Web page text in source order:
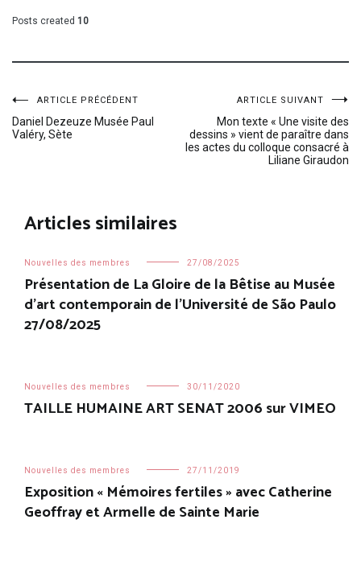
Posts created 10
Navigation
de
ARTICLE PRÉCÉDENT
Daniel Dezeuze Musée Paul
Valéry, Sète
ARTICLE SUIVANT
Mon texte « Une visite des
dessins » vient de paraître dans
les actes du colloque consacré à
Liliane Giraudon
Articles similaires
Nouvelles des membres 27/08/2025
Présentation de La Gloire de la Bêtise au Musée
d’art contemporain de l’Université de São Paulo
27/08/2025
Nouvelles des membres 30/11/2020
TAILLE HUMAINE ART SENAT 2006 sur VIMEO
Nouvelles des membres 27/11/2019
Exposition « Mémoires fertiles » avec Catherine
Geoffray et Armelle de Sainte Marie